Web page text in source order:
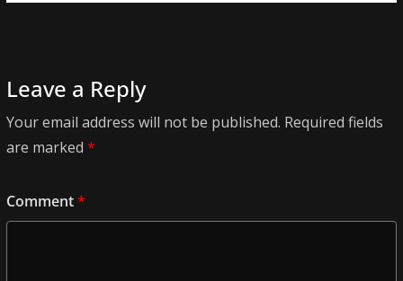
Leave a Reply
Your email address will not be published. Required fields
are marked *
Comment*